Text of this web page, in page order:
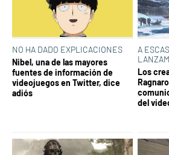
NO HA DADO EXPLICACIONES
Nibel, una de las mayores
fuentes de información de
videojuegos en Twitter, dice
adiós
A
Los
del